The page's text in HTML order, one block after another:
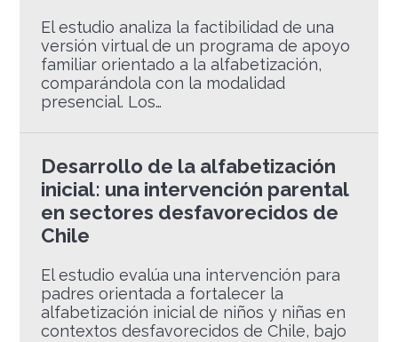
El estudio analiza la factibilidad de una
versión virtual de un programa de apoyo
familiar orientado a la alfabetización,
comparándola con la modalidad
presencial. Los…
Desarrollo de la alfabetización
inicial: una intervención parental
en sectores desfavorecidos de
Chile
El estudio evalúa una intervención para
padres orientada a fortalecer la
alfabetización inicial de niños y niñas en
contextos desfavorecidos de Chile, bajo